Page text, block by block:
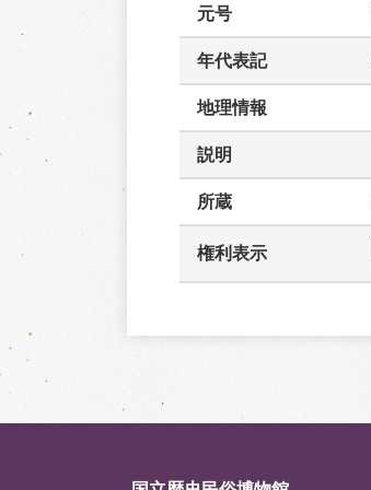
元号
年代表記
地理情報
説明
所蔵
権利表示